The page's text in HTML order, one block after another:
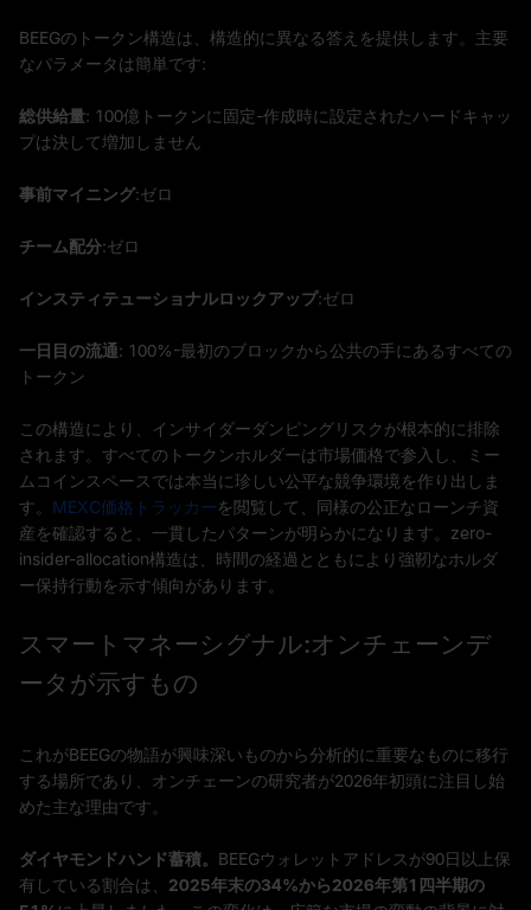
BEEGのトークン構造は、構造的に異なる答えを提供します。主要
なパラメータは簡単です:
総供給量: 100億トークンに固定-作成時に設定されたハードキャッ
プは決して増加しません
事前マイニング:ゼロ
チーム配分:ゼロ
インスティテューショナルロックアップ:ゼロ
一日目の流通: 100%-最初のブロックから公共の手にあるすべての
トークン
この構造により、インサイダーダンピングリスクが根本的に排除
されます。すべてのトークンホルダーは市場価格で参入し、ミー
ムコインスペースでは本当に珍しい公平な競争環境を作り出しま
す。 MEXC価格トラッカーを閲覧して、同様の公正なローンチ資
産を確認すると、一貫したパターンが明らかになります。zero-
insider-allocation構造は、時間の経過とともにより強靭なホルダ
ー保持行動を示す傾向があります。
スマートマネーシグナル:オンチェーンデ
ータが示すもの
これがBEEGの物語が興味深いものから分析的に重要なものに移行
する場所であり、オンチェーンの研究者が2026年初頭に注目し始
めた主な理由です。
ダイヤモンドハンド蓄積。 BEEGウォレットアドレスが90日以上保
有している割合は、 2025年末の34%から2026年第1四半期の